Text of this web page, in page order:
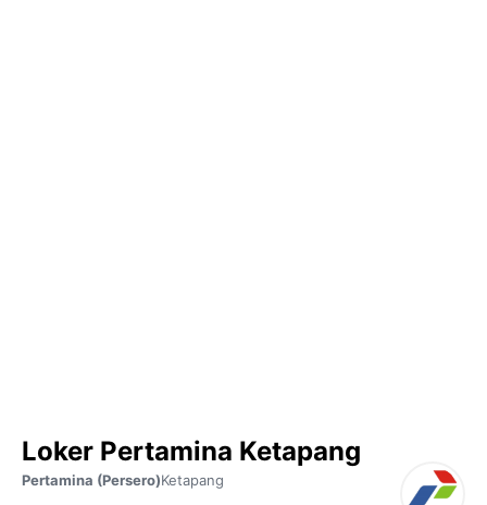
Loker Pertamina Ketapang
Pertamina (Persero)Ketapang